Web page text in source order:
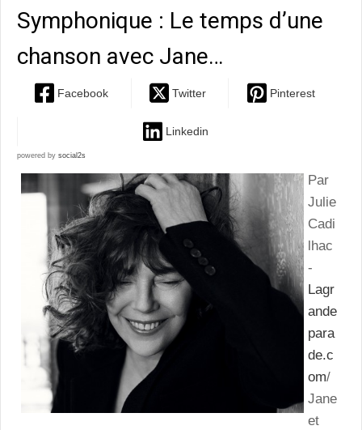
Symphonique : Le temps d’une
chanson avec Jane…
Facebook Twitter Pinterest
Linkedin
powered by social2s
Par
Julie
Cadi
lhac
-
Lagr
ande
para
de.c
om/
Jane
et